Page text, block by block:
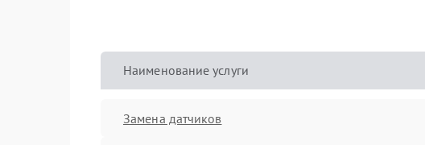
Наименование услуги
Замена датчиков